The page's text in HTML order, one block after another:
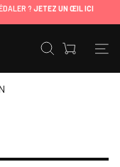
? JETEZ UN ŒIL ICI